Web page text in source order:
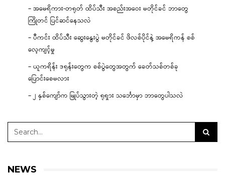
– အမေရိကား-တရုတ် ထိပ်သီး အစည်းအဝေး မတိုင်ခင် ဘာတွေ
ကြိုတင် ပြင်ဆင်နေသလဲ
– ပီကင်း ထိပ်သီး ဆွေးနွေးပွဲ မတိုင်ခင် ဖိလစ်ပိုင်နဲ့ အမေရိကန် စစ်
လေ့ကျင့်မှု
– ယူကရိန်း ဒရုန်းတွေက စစ်ပွဲတွေအတွက် ခေတ်သစ်တစ်ခု
ပြောင်းစေမလား
– ၂ နှစ်ကျော်က မြုပ်သွားတဲ့ ရုရှား သင်္ဘောမှာ ဘာတွေပါသလဲ
NEWS